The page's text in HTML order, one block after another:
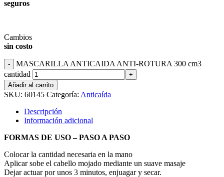
seguros
Cambios
sin costo
MASCARILLA ANTICAIDA ANTI-ROTURA 300 cm3
cantidad
Añadir al carrito
SKU: 60145 Categoría: Anticaída
Descripción
Información adicional
FORMAS DE USO – PASO A PASO
Colocar la cantidad necesaria en la mano
Aplicar sobe el cabello mojado mediante un suave masaje
Dejar actuar por unos 3 minutos, enjuagar y secar.